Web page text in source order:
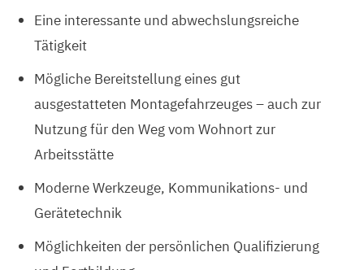
Eine interessante und abwechslungsreiche
Tätigkeit
Mögliche Bereitstellung eines gut
ausgestatteten Montagefahrzeuges – auch zur
Nutzung für den Weg vom Wohnort zur
Arbeitsstätte
Moderne Werkzeuge, Kommunikations- und
Gerätetechnik
Möglichkeiten der persönlichen Qualifizierung